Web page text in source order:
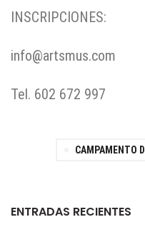
INSCRIPCIONES:
info@artsmus.com
Tel. 602 672 997
CAMPAMENTO
ENTRADAS RECIENTES